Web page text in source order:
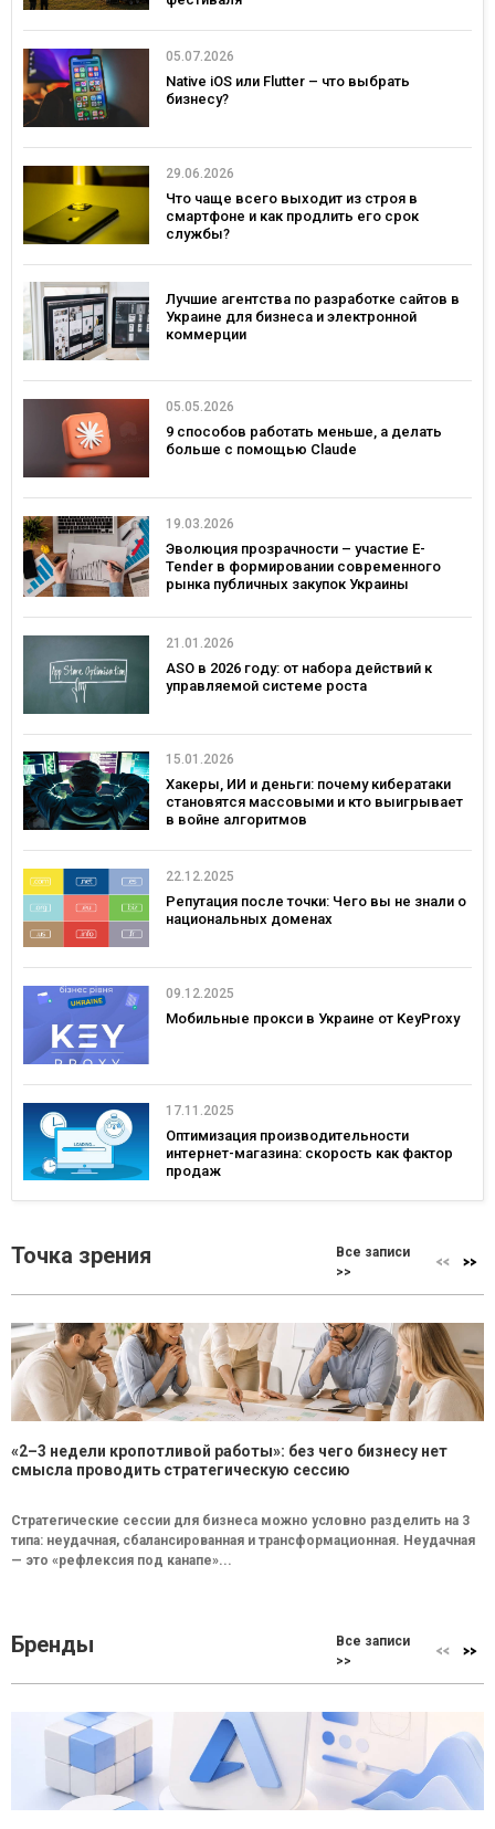
05.07.2026
Native iOS или Flutter – что выбрать
бизнесу?
29.06.2026
Что чаще всего выходит из строя в
смартфоне и как продлить его срок
службы?
Лучшие агентства по разработке сайтов в
Украине для бизнеса и электронной
коммерции
05.05.2026
9 способов работать меньше, а делать
больше с помощью Claude
19.03.2026
Эволюция прозрачности – участие E-
Tender в формировании современного
рынка публичных закупок Украины
21.01.2026
ASO в 2026 году: от набора действий к
управляемой системе роста
15.01.2026
Хакеры, ИИ и деньги: почему кибератаки
становятся массовыми и кто выигрывает
в войне алгоритмов
22.12.2025
Репутация после точки: Чего вы не знали о
национальных доменах
09.12.2025
Мобильные прокси в Украине от KeyProxy
17.11.2025
Оптимизация производительности
интернет-магазина: скорость как фактор
продаж
Точка зрения
Все записи
>>
«2–3 недели кропотливой работы»: без чего бизнесу нет
смысла проводить стратегическую сессию
Стратегические сессии для бизнеса можно условно разделить на 3
типа: неудачная, сбалансированная и трансформационная. Неудачная
— это «рефлексия под канапе»...
Бренды
Все записи
>>